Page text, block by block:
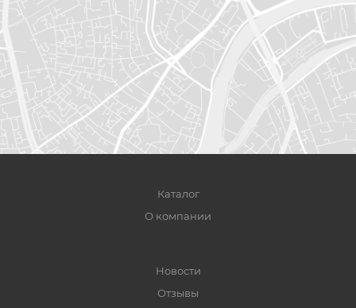
Каталог
О компании
Новости
Отзывы